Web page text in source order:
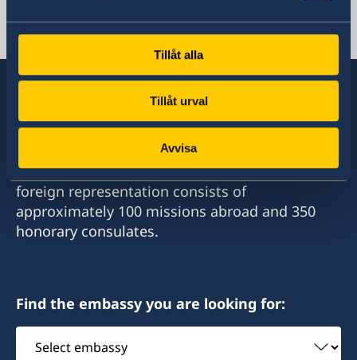
Tillåt alla
Tillåt urval
Avvisa
Email
ambassaden.kigali@gov.se
Sweden has diplomatic relations with almost
all states in the world, with embassies and
consulates in around half of these. Sweden's
foreign representation consists of
approximately 100 missions abroad and 350
honorary consulates.
Find the embassy you are looking for:
Select
embassy